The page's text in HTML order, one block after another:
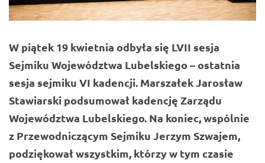
W piątek 19 kwietnia odbyła się LVII sesja
Sejmiku Województwa Lubelskiego – ostatnia
sesja sejmiku VI kadencji. MarszałekJarosław
Stawiarski podsumował kadencję Zarządu
Województwa Lubelskiego. Na koniec, wspólnie
z Przewodniczącym Sejmiku Jerzym Szwajem,
podziękował wszystkim, którzy w tym czasie